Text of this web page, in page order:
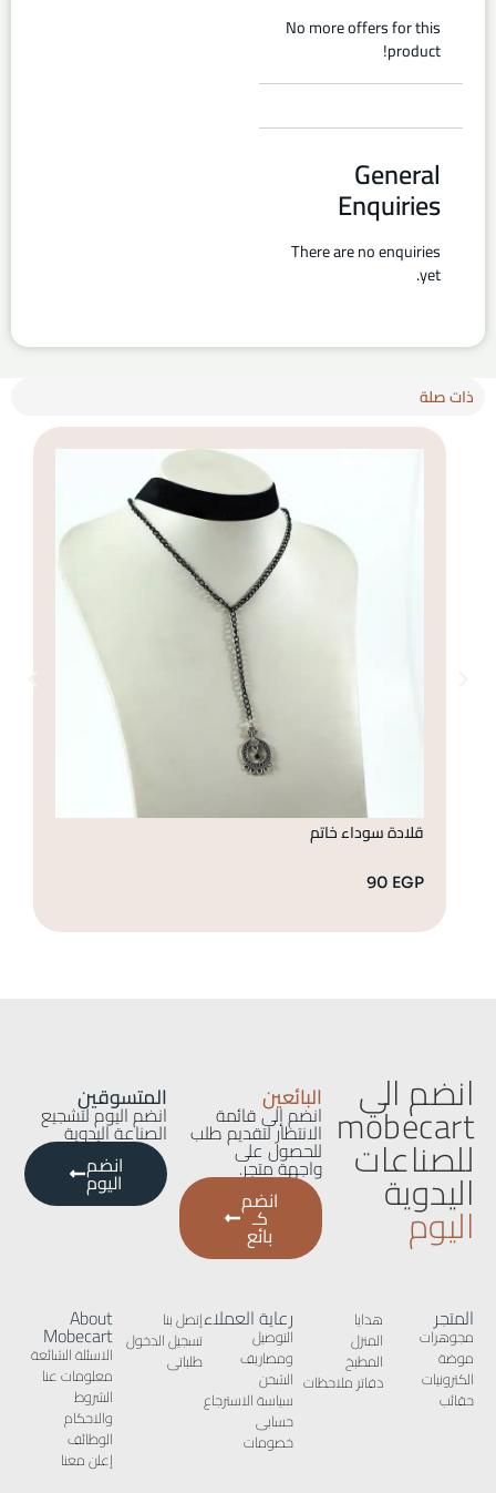
No more offers for this
product!
General
Enquiries
There are no enquiries
yet.
ذات صلة
قلادة سوداء خاتم
90 EGP
انضم الي
mobecart
للصناعات
اليدوية
اليوم
البائعين
انضم إلى قائمة
الانتظار لتقديم طلب
للحصول على
واجهة متجر.
انضم
كـ
بائع
المتسوقين
انضم اليوم لتشجيع
الصناعة اليدوية
انضم
اليوم
المتجر
مجوهرات
موضة
الكترونيات
حقائب
هدايا
المنزل
المطبخ
دفاتر ملاحظات
رعاية العملاء
التوصيل
ومصاريف
الشحن
سياسة الاسترجاع
حسابى
خصومات
إتصل بنا
تسجيل الدخول
طلباتى
About
Mobecart
الاسئلة الشائعة
معلومات عنا
الشروط
والاحكام
الوظائف
إعلن معنا